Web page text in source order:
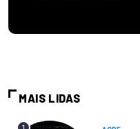
MAIS LIDAS